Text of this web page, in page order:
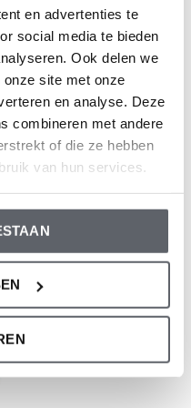
en advertenties te
social media te bieden
Ook delen we
site met onze
en analyse. Deze
combineren met andere
of die ze hebben
van hun services.
der Körpergröße
hierfür unsere